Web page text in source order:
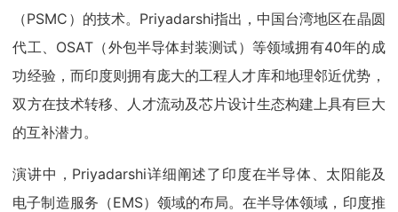
（PSMC）的技术。Priyadarshi指出，中国台湾地区在晶圆
代工、OSAT（外包半导体封装测试）等领域拥有40年的成
功经验，而印度则拥有庞大的工程人才库和地理邻近优势，
双方在技术转移、人才流动及芯片设计生态构建上具有巨大
的互补潜力。
演讲中，Priyadarshi详细阐述了印度在半导体、太阳能及
电子制造服务（EMS）领域的布局。在半导体领域，印度推